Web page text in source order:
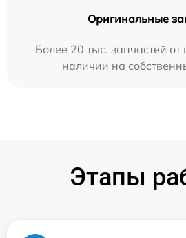
Оригинальные
Более 20 тыс. запчастей от
наличии на
Этапы